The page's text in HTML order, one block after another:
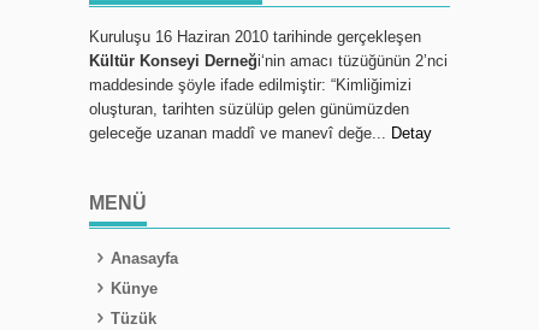
Kuruluşu 16 Haziran 2010 tarihinde gerçekleşen
Kültür Konseyi Derneği‘nin amacı tüzüğünün 2’nci
maddesinde şöyle ifade edilmiştir: “Kimliğimizi
oluşturan, tarihten süzülüp gelen günümüzden
geleceğe uzanan maddî ve manevî değe... Detay
MENÜ
Anasayfa
Künye
Tüzük